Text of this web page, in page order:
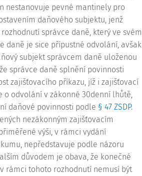
nestanovuje pevné mantinely pro
daňového subjektu, jenž
správce daně, který ve svém
daně je sice přípustné odvolání, avšak
subjekt správcem daně uloženou
správce daně splnění povinnosti
zajišťovacího příkazu, jíž i zajišťovací
o odvolání v zákonné 30denní lhůtě,
daňové povinnosti podle § 47 ZSDP.
nezákonným zajišťovacím
výši, v rámci vydání
nepředstavuje podle názoru
důvodem je obava, že konečné
rámci tohoto rozhodnutí nemusí být